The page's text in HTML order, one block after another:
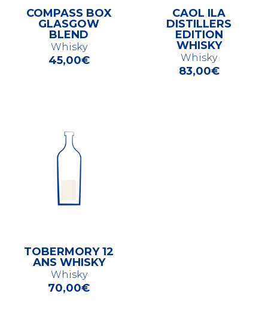
COMPASS BOX
GLASGOW
BLEND
Whisky
45,00€
CAOL ILA
DISTILLERS
EDITION
WHISKY
Whisky
83,00€
TOBERMORY 12
ANS WHISKY
Whisky
70,00€